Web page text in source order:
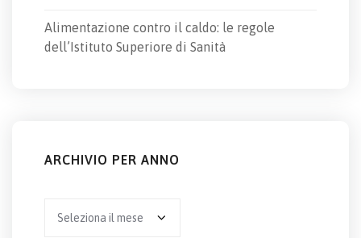
Alimentazione contro il caldo: le regole
dell’Istituto Superiore di Sanità
ARCHIVIO PER ANNO
per